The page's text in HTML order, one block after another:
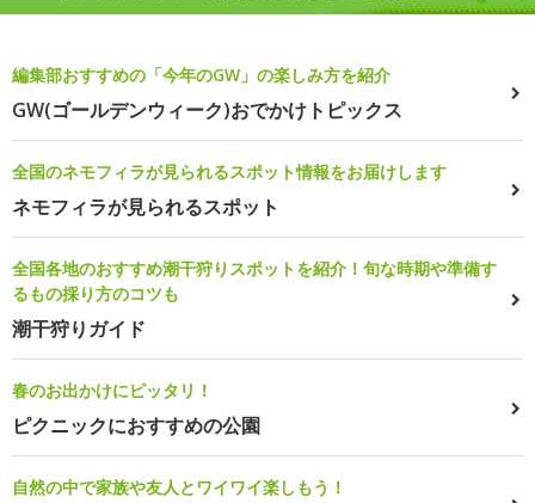
編集部おすすめの「今年のGW」の楽しみ方を紹介
GW(ゴールデンウィーク)おでかけトピックス
全国のネモフィラが見られるスポット情報をお届けします
ネモフィラが見られるスポット
全国各地のおすすめ潮干狩りスポットを紹介！旬な時期や準備す
るもの採り方のコツも
潮干狩りガイド
春のお出かけにピッタリ！
ピクニックにおすすめの公園
自然の中で家族や友人とワイワイ楽しもう！